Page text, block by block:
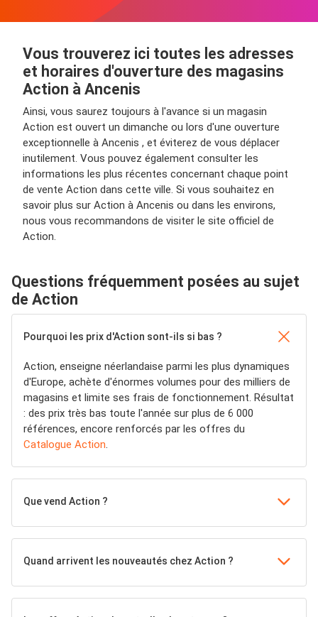
Vous trouverez ici toutes les adresses
et horaires d'ouverture des magasins
Action à Ancenis
Ainsi, vous saurez toujours à l'avance si un magasin
Action est ouvert un dimanche ou lors d'une ouverture
exceptionnelle à Ancenis , et éviterez de vous déplacer
inutilement. Vous pouvez également consulter les
informations les plus récentes concernant chaque point
de vente Action dans cette ville. Si vous souhaitez en
savoir plus sur Action à Ancenis ou dans les environs,
nous vous recommandons de visiter le site officiel de
Action.
Questions fréquemment posées au sujet
de Action
Pourquoi les prix d'Action sont-ils si bas ?
Action, enseigne néerlandaise parmi les plus dynamiques
d'Europe, achète d'énormes volumes pour des milliers de
magasins et limite ses frais de fonctionnement. Résultat
: des prix très bas toute l'année sur plus de 6 000
références, encore renforcés par les offres du
Catalogue Action.
Que vend Action ?
Quand arrivent les nouveautés chez Action ?